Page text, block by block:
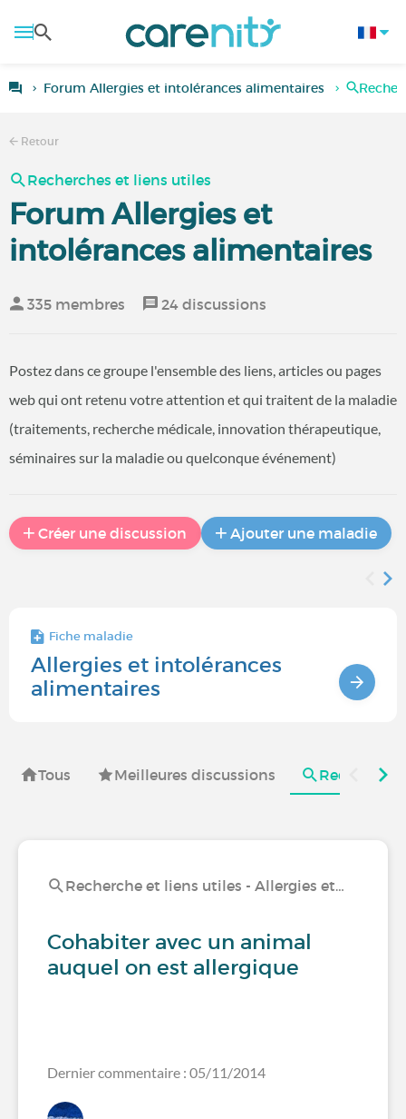
Forum Allergies et intolérances alimentaires
Retour
Recherches et liens utiles
Forum Allergies et
intolérances alimentaires
335 membres 24 discussions
Postez dans ce groupe l'ensemble des liens, articles ou pages
web qui ont retenu votre attention et qui traitent de la maladie
(traitements, recherche médicale, innovation thérapeutique,
séminaires sur la maladie ou quelconque événement)
Créer une discussion Ajouter une maladie
Fiche maladie
Allergies et intolérances
alimentaires
Tous Meilleures discussions
Recherche et liens utiles - Allergies et…
Cohabiter avec un animal
auquel on est allergique
Dernier commentaire : 05/11/2014